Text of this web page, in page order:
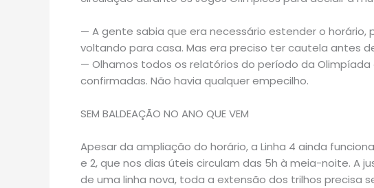
— A gente sabia que era necessário estender o
voltando para casa. Mas era preciso ter cautela antes
— Olhamos todos os relatórios do período da
confirmadas. Não havia qualquer empecilho.
SEM BALDEAÇÃO NO ANO QUE VEM
Apesar da ampliação do horário, a Linha 4 ainda
e 2, que nos dias úteis circulam das 5h à meia-noite. A
de uma linha nova, toda a extensão dos trilhos precisa